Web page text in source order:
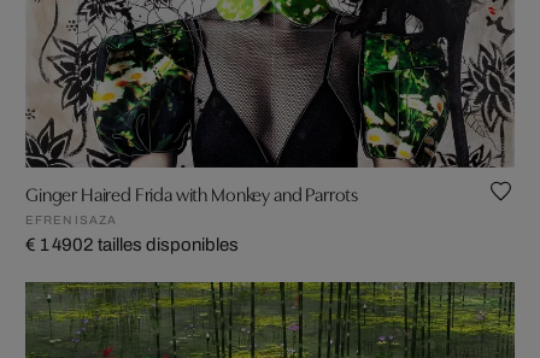
Ginger Haired Frida with Monkey and Parrots
EFREN ISAZA
€ 1 4902 tailles disponibles